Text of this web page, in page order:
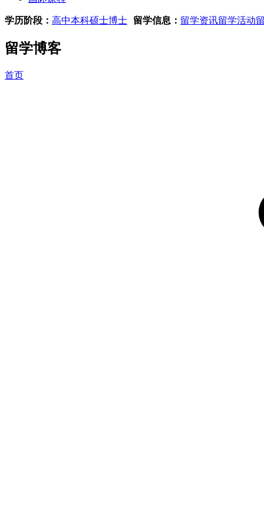
学历阶段： 高中本科硕士博士 留学信息： 留学资讯留学活动
留学博客
首页